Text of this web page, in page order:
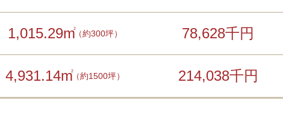
1,015.29m2
（約300坪） 78,628千円
4,931.14m2
（約1500坪） 214,038千円